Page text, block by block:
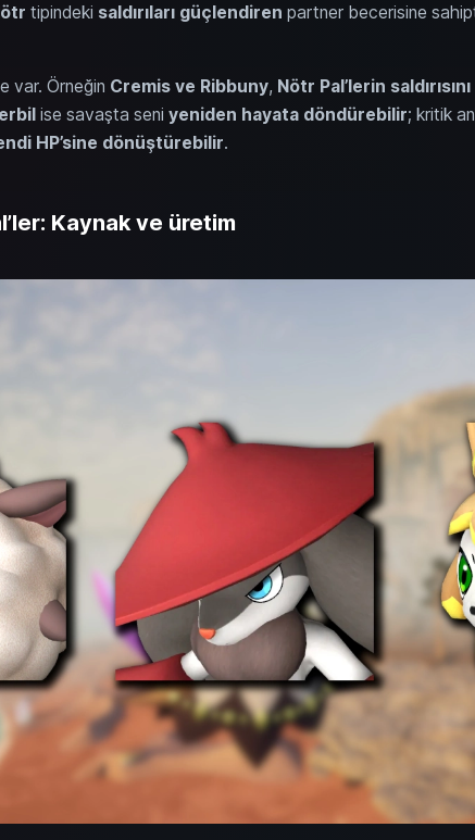
tipindeki saldırıları güçlendiren partner becerisine
var. Örneğin Cremis ve Ribbuny, Nötr Pal’lerin
ise savaşta seni yeniden hayata döndürebilir; kritik
HP’sine dönüştürebilir.
Kaynak ve üretim